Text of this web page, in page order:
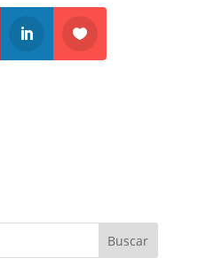
Buscar